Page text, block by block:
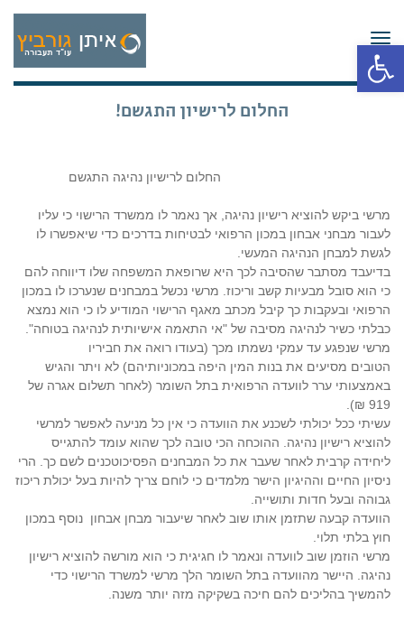
פתח סרגל נגישות
תפריט
החלום לרישיון התגשם!
החלום לרישיון נהיגה התגשם
מרשי ביקש להוציא רישיון נהיגה, אך נאמר לו ממשרד הרישוי כי עליו
לעבור מבחני אבחון במכון הרפואי לבטיחות בדרכים כדי שיאפשרו לו
לגשת למבחן הנהיגה המעשי.
בדיעבד מסתבר שהסיבה לכך היא שרופאת המשפחה שלו דיווחה להם
כי הוא סובל מבעיות קשב וריכוז. מרשי נכשל במבחנים שנערכו לו במכון
הרפואי ובעקבות כך קיבל מכתב מאגף הרישוי המודיע לו כי הוא נמצא
כבלתי כשיר לנהיגה מסיבה של "אי התאמה אישיותית לנהיגה בטוחה".
מרשי שנפגע עד עמקי נשמתו מכך (בעודו רואה את חביריו
הטובים מסיעים את בנות המין היפה במכוניותיהם) לא ויתר והגיש
באמצעותי ערר לוועדה הרפואית בתל השומר (לאחר תשלום אגרה של
919 ₪).
עשיתי ככל יכולתי לשכנע את הוועדה כי אין כל מניעה לאפשר למרשי
להוציא רישיון נהיגה. ההוכחה הכי טובה לכך שהוא עומד להתגייס
ליחידה קרבית לאחר שעבר את כל המבחנים הפסיכוטכנים לשם כך. הרי
ניסיון החיים וההיגיון הישר מלמדים כי לוחם צריך להיות בעל יכולת ריכוז
גבוהה ובעל חדות ותושייה.
הוועדה קבעה שתזמן אותו שוב לאחר שיעבור מבחן אבחון נוסף במכון
חוץ בלתי תלוי.
מרשי הוזמן שוב לוועדה ונאמר לו חגיגית כי הוא מורשה להוציא רישיון
נהיגה. היישר מהוועדה בתל השומר הלך מרשי למשרד הרישוי כדי
להמשיך בהליכים להם חיכה בשקיקה מזה יותר משנה.